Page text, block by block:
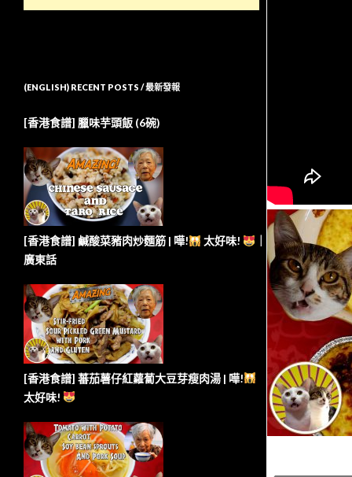
(ENGLISH) RECENT POSTS / 最新發報
[香港食譜] 臘味芋頭飯 (6碗)
[香港食譜] 鹹酸菜豬肉炒麵筋 | 嘩! 太好味!
廣東話
[香港食譜] 蕃茄薯仔紅蘿蔔大豆芽瘦肉湯 | 嘩!
太好味!